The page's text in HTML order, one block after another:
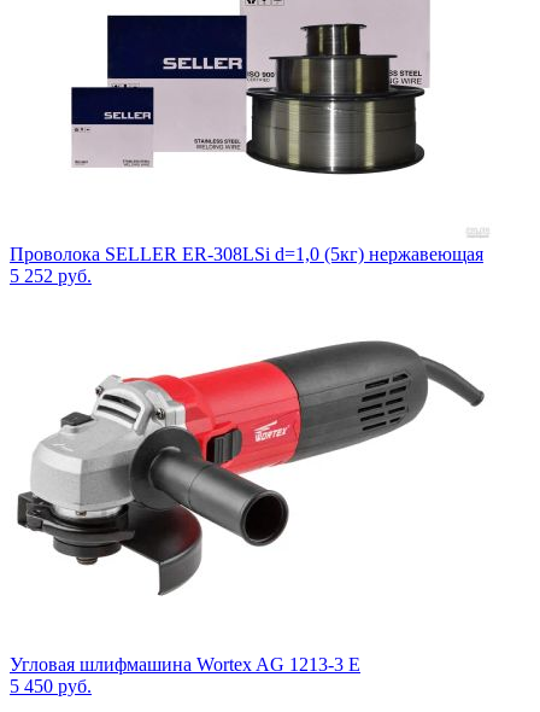
Проволока SELLER ER-308LSi d=1,0 (5кг) нержавеющая
5 252 руб.
Угловая шлифмашина Wortex AG 1213-3 E
5 450 руб.